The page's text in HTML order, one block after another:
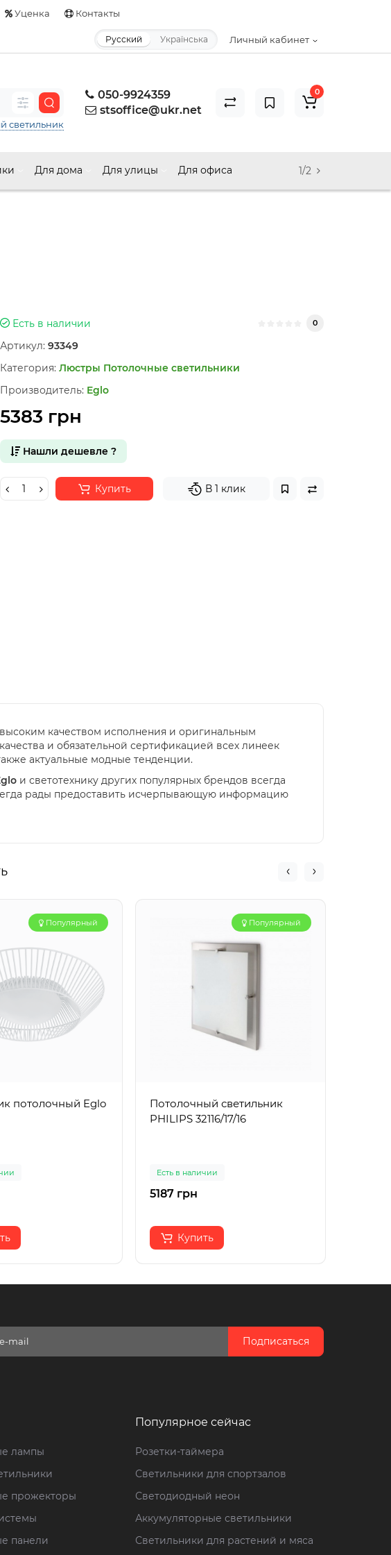
Уценка Контакты
Личный кабинет
Русский Українська
050-9924359
stsoffice@ukr.net
светильник
0
Для дома Для улицы Для офиса 1/2
Есть в наличии 0
Артикул: 93349
Категория: Люстры Потолочные светильники
Производитель: Eglo
5383 грн
Нашли дешевле ?
Купить В 1 клик
качеством исполнения и оригинальным
и обязательной сертификацией всех линеек
актуальные модные тенденции.
и светотехнику других популярных брендов всегда
рады предоставить исчерпывающую информацию
Популярный
потолочный Eglo
Популярный
Потолочный светильник
PHILIPS 32116/17/16
Есть в наличии
5187 грн
Купить
Подписаться
лампы
прожекторы
панели
Популярное сейчас
Розетки-таймера
Светильники для спортзалов
Светодиодный неон
Аккумуляторные светильники
Светильники для растений и мяса